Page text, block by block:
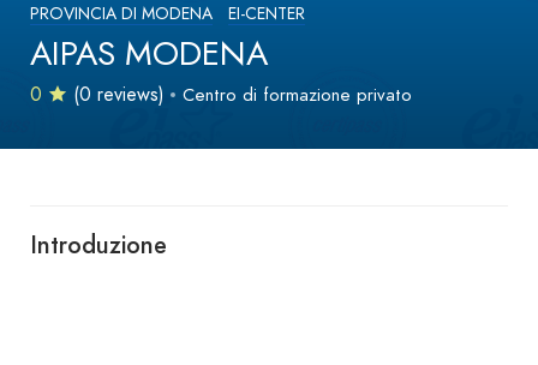
PROVINCIA DI MODENA EI-CENTER
AIPAS MODENA
0 (0 reviews) Centro di formazione privato
Introduzione